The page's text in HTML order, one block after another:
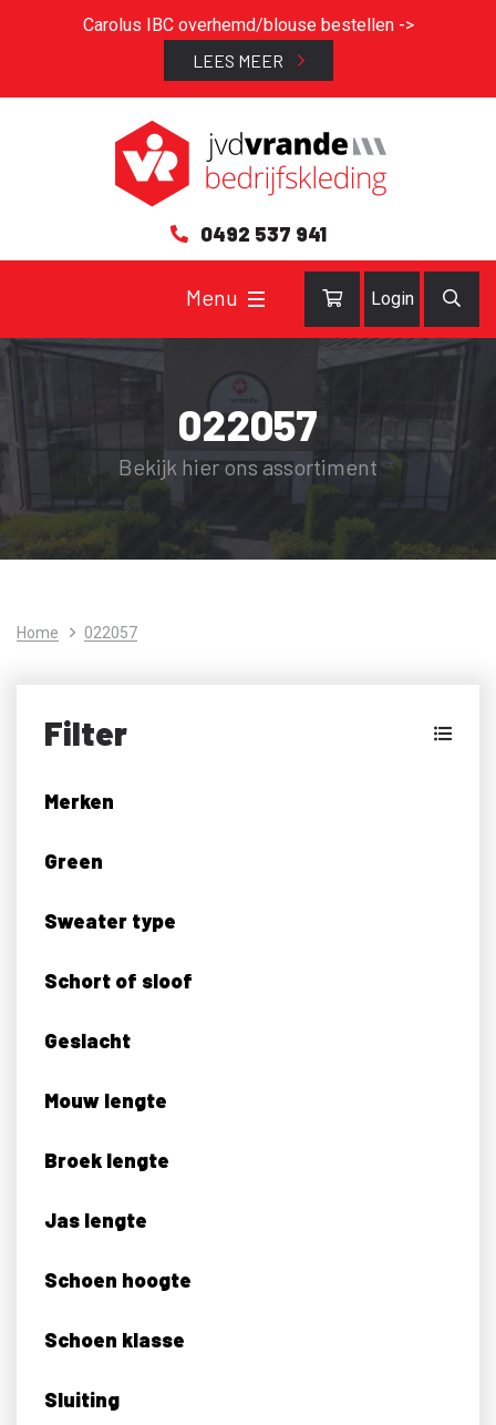
Carolus IBC overhemd/blouse bestellen ->
LEES MEER
0492 537 941
Login
022057
Bekijk hier ons assortiment
Home 022057
Filter
Merken
Green
Sweater type
Schort of sloof
Geslacht
Mouw lengte
Broek lengte
Jas lengte
Schoen hoogte
Schoen klasse
Sluiting